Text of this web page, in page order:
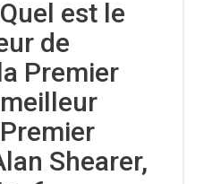
est le
de
Premier
Shearer,